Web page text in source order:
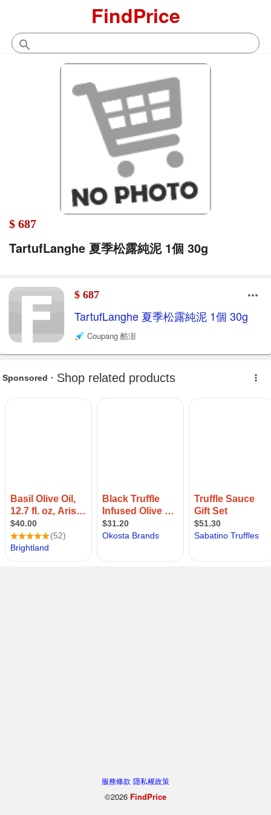
FindPrice
$ 687
TartufLanghe 夏季松露純泥 1個 30g
$ 687
TartufLanghe 夏季松露純泥 1個 30g
Coupang 酷澎
服務條款 隱私權政策
©2026 FindPrice